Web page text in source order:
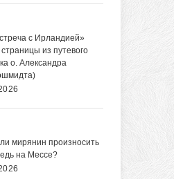
с Ирландией»
из путевого
о. Александра
мирянин произносить
на Мессе?